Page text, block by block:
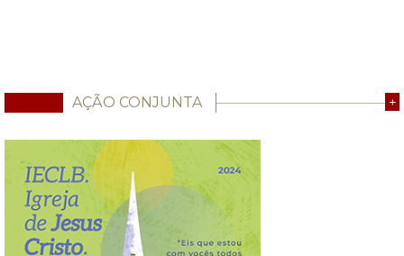
AÇÃO CONJUNTA +